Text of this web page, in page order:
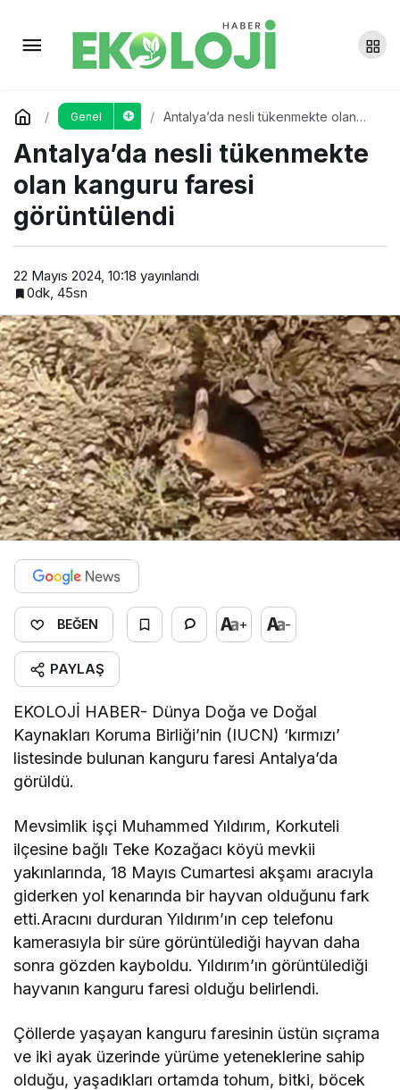
Genel
Antalya’da nesli tükenmekte olan
Antalya’da nesli tükenmekte
olan kanguru faresi
görüntülendi
22 Mayıs 2024, 10:18 yayınlandı
0dk, 45sn
BEĞEN + -
PAYLAŞ
EKOLOJİ HABER- Dünya Doğa ve Doğal
Kaynakları Koruma Birliği’nin (IUCN) ‘kırmızı’
listesinde bulunan kanguru faresi Antalya’da
görüldü.
Mevsimlik işçi Muhammed Yıldırım, Korkuteli
ilçesine bağlı Teke Kozağacı köyü mevkii
yakınlarında, 18 Mayıs Cumartesi akşamı aracıyla
giderken yol kenarında bir hayvan olduğunu fark
etti.Aracını durduran Yıldırım’ın cep telefonu
kamerasıyla bir süre görüntülediği hayvan daha
sonra gözden kayboldu. Yıldırım’ın görüntülediği
hayvanın kanguru faresi olduğu belirlendi.
Çöllerde yaşayan kanguru faresinin üstün sıçrama
ve iki ayak üzerinde yürüme yeteneklerine sahip
olduğu, yaşadıkları ortamda tohum, bitki, böcek
Van’da, böcekler karın üstüne
çıktıYorum Yap Paylaş